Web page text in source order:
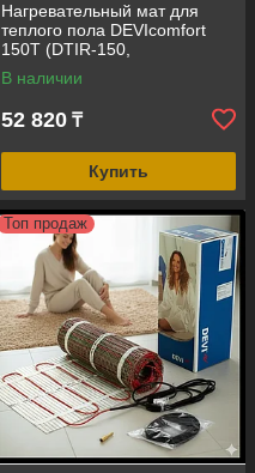
Нагревательный мат для
теплого пола DEVIcomfort
150T (DTIR-150,
площадь=1,5 кв.м, 225 Вт,
размер=0,5 м*3 м)
В наличии
52 820 ₸
Купить
Топ продаж